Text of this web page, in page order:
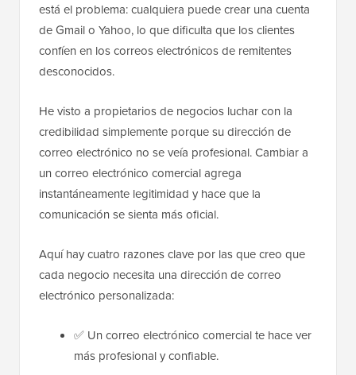
está el problema: cualquiera puede crear una cuenta
de Gmail o Yahoo, lo que dificulta que los clientes
confíen en los correos electrónicos de remitentes
desconocidos.
He visto a propietarios de negocios luchar con la
credibilidad simplemente porque su dirección de
correo electrónico no se veía profesional. Cambiar a
un correo electrónico comercial agrega
instantáneamente legitimidad y hace que la
comunicación se sienta más oficial.
Aquí hay cuatro razones clave por las que creo que
cada negocio necesita una dirección de correo
electrónico personalizada:
✅ Un correo electrónico comercial te hace ver
más profesional y confiable.